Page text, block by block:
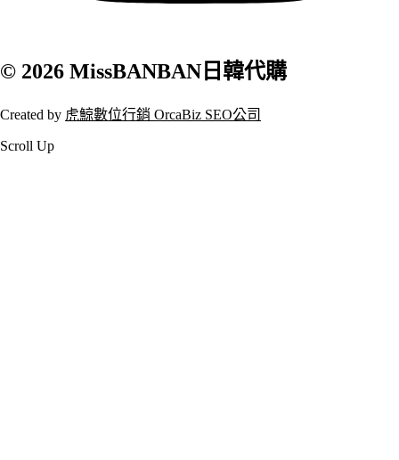
© 2026 MissBANBAN日韓代購
Created by 虎鯨數位行銷 OrcaBiz SEO公司
Scroll Up